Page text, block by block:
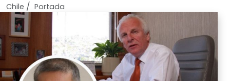
Chile / Portada